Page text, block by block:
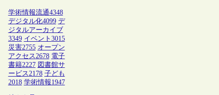
学術情報流通4348
デジタル化4099 デ
ジタルアーカイブ
3349 イベント 3015
災害2755 オープン
アクセス 2678 電子
書籍2227 図書館サ
ービス 2178 子ども
2018 学術情報1947